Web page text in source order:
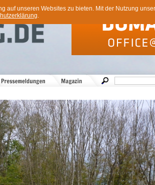
auf unseren Websites zu bieten. Mit der Nutzung
.